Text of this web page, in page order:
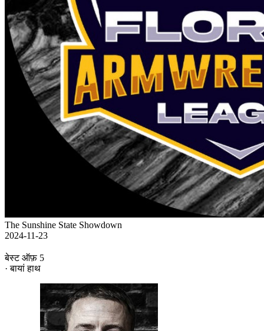
The Sunshine State Showdown
2024-11-23
बेस्ट ऑफ़ 5
· बायां हाथ